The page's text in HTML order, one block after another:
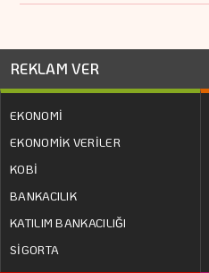
REKLAM VER
EKONOMİ
EKONOMİK VERİLER
KOBİ
BANKACILIK
KATILIM BANKACILIĞI
SİGORTA